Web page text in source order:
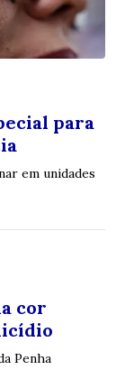
para
em unidades
cor
Penha